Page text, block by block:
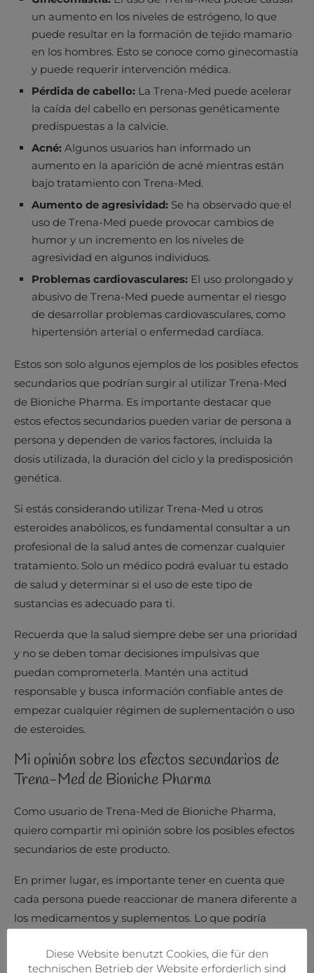
un aumento en los niveles de estrógeno, lo que
puede resultar en la formación de tejido mamario
en los hombres. Esto se conoce como ginecomastia
y puede requerir intervención médica.
Pérdida de cabello: La Trena-Med puede acelerar
la caída del cabello en personas genéticamente
predispuestas a la calvicie.
Acné: Algunos usuarios han informado un
aumento en la aparición de acné mientras están
bajo tratamiento con Trena-Med.
Aumento de agresividad: Se ha observado que el
uso de Trena-Med puede provocar cambios de
humor y un incremento en los niveles de
agresividad en algunos individuos.
Problemas cardiovasculares: El uso prolongado y
abusivo de Trena-Med puede aumentar el riesgo
de desarrollar problemas cardiovasculares, como
hipertensión arterial o enfermedad cardíaca.
Estos son solo algunos ejemplos de los posibles efectos
secundarios que podrían surgir al utilizar Trena-Med
de Bioniche Pharma. Es importante destacar que
estos efectos secundarios pueden variar de persona a
persona y dependen de varios factores, incluida la
dosis utilizada, la duración del ciclo y la predisposición
genética.
Si estás considerando utilizar Trena-Med u otros
esteroides anabólicos, es fundamental consultar a un
profesional de la salud antes de comenzar cualquier
tratamiento. Solo un médico podrá evaluar tu estado
de salud y determinar si el uso de este tipo de
sustancias es adecuado para ti.
Recuerda que la salud siempre debe ser una prioridad
y no se deben tomar decisiones impulsivas que
puedan comprometerla. Mantén una actitud
responsable y busca información confiable antes de
empezar cualquier régimen de suplementación o uso
de esteroides.
Mi opinión sobre los efectos secundarios de
Trena-Med de Bioniche Pharma
Como usuario de Trena-Med de Bioniche Pharma,
quiero compartir mi opinión sobre los posibles efectos
secundarios de este producto.
En primer lugar, es importante tener en cuenta que
cada persona puede reaccionar de manera diferente a
los medicamentos y suplementos. Lo que podría
afectar a otra de la misma manera.
Diese Website benutzt Cookies, die für den
technischen Betrieb der Website erforderlich sind